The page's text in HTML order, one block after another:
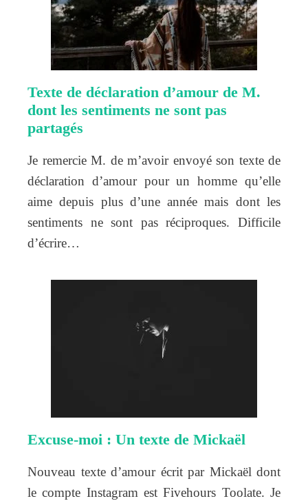
Texte de déclaration d’amour de M.
dont les sentiments ne sont pas
partagés
Je remercie M. de m’avoir envoyé son texte de
déclaration d’amour pour un homme qu’elle
aime depuis plus d’une année mais dont les
sentiments ne sont pas réciproques. Difficile
d’écrire…
Excuse-moi : Un texte de Mickaël
Nouveau texte d’amour écrit par Mickaël dont
le compte Instagram est Fivehours Toolate. Je